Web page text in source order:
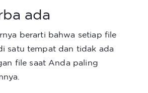
ada
berarti bahwa setiap file
satu tempat dan tidak ada
file saat Anda paling